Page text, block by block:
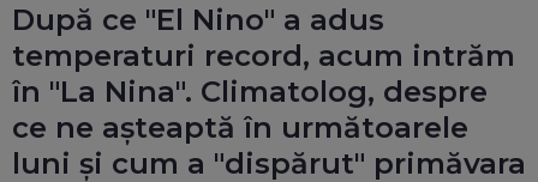
După ce "El Nino" a adus
temperaturi record, acum intrăm
în "La Nina". Climatolog, despre
ce ne așteaptă în următoarele
luni și cum a "dispărut" primăvara